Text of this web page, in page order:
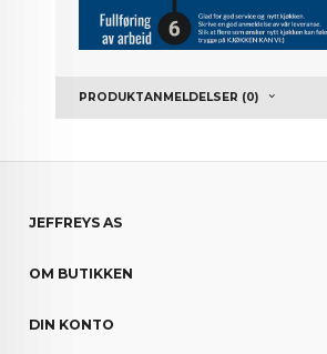
PRODUKTANMELDELSER (0)
JEFFREYS AS
OM BUTIKKEN
DIN KONTO